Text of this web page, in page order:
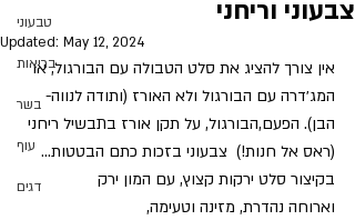
טבעוני
בריאות
בשר
עוף
דגים
צבעוני וריחני
Updated: May 12, 2024
אין צורך להציג את סלט הטבולה עם הבורגול, או
המג׳דרה עם הבורגול ולא האורז (ותודה לנווה-
הבן). הפעם,הבורגול, על תקן אורז בתבשיל ריחני
(ראס אל חנות!)  צבעוני בזכות כתם הבטטות...
בקיצור סלט ירקות קצוץ, עם המון ירק
וארוחה נהדרת, מזינה וטעימה,